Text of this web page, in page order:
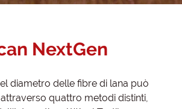
NextGen
diametro delle fibre di lana può
quattro metodi distinti,